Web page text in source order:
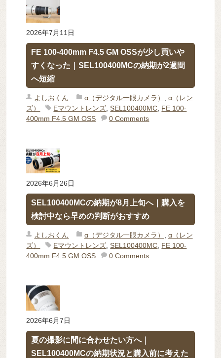
2026年7月11日
FE 100-400mm F4.5 GM OSSが少し買いや
すくなった｜SEL100400MCの納期が2週間
へ短縮
よしおくん α（デジタル一眼カメラ）
α（レン
ズ）
Eマウントレンズ ,SEL100400MC FE 100-
400mm F4.5 GM OSS
0 Comments
2026年6月26日
SEL100400MCの納期が8月上旬へ｜購入を
検討中なら早めの判断がおすすめ
よしおくん α（デジタル一眼カメラ）
α（レン
ズ）
Eマウントレンズ ,SEL100400MC FE 100-
400mm F4.5 GM OSS
0 Comments
2026年6月7日
夏の撮影に間に合わせたい方へ｜
SEL100400MCの納期状況と購入前に考えた